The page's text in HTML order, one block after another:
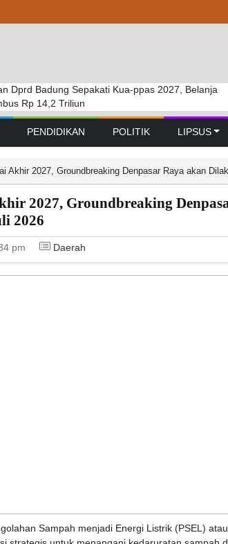
Dprd Badung Sepakati Kua-ppas 2027, Belanja
Rp 14,2 Triliun
GELAR RAPAT PARIPURNA MASA
PERTAMA TAHUN SIDANG 2026 – 2027
Kebakaran Savana Bromo Hadapi Sejumlah
PENDIDIKAN POLITIK LIPSUS
Akhir 2027, Groundbreaking Denpasar Raya akan
2027, Groundbreaking
2026
pm Daerah
Sampah menjadi Energi Listrik (PSEL)